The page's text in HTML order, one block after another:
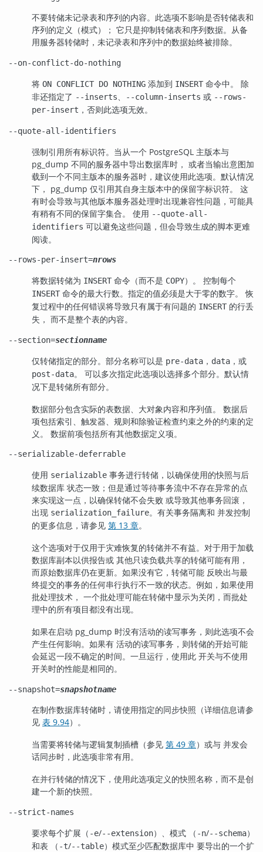
不要转储未记录表和序列的内容。此选项不影响是否转储表和
序列的定义（模式）； 它只是抑制转储表和序列数据。从备
用服务器转储时，未记录表和序列中的数据始终被排除。
--on-conflict-do-nothing
将 ON CONFLICT DO NOTHING 添加到 INSERT 命令中。 除
非还指定了 --inserts、 --column-inserts 或 --rows-
per-insert ，否则此选项无效。
--quote-all-identifiers
强制引用所有标识符。当从一个 PostgreSQL 主版本与
pg_dump 不同的服务器中导出数据库时， 或者当输出意图加
载到一个不同主版本的服务器时，建议使用此选项。默认情况
下， pg_dump 仅引用其自身主版本中的保留字标识符。 这
有时会导致与其他版本服务器处理时出现兼容性问题，可能具
有稍有不同的保留字集合。 使用 --quote-all-
identifiers 可以避免这些问题，但会导致生成的脚本更难
阅读。
--rows-per-insert=nrows
将数据转储为 INSERT 命令（而不是 COPY）。 控制每个
INSERT 命令的最大行数。指定的值必须是大于零的数字。 恢
复过程中的任何错误将导致只有属于有问题的 INSERT 的行丢
失， 而不是整个表的内容。
--section=sectionname
仅转储指定的部分。部分名称可以是 pre-data ， data ，或
post-data。 可以多次指定此选项以选择多个部分。默认情
况下是转储所有部分。
数据部分包含实际的表数据、大对象内容和序列值。 数据后
项包括索引、触发器、规则和除验证检查约束之外的约束的定
义。 数据前项包括所有其他数据定义项。
--serializable-deferrable
使用 serializable 事务进行转储，以确保使用的快照与后
续数据库 状态一致；但是通过等待事务流中不存在异常的点
来实现这一点，以确保转储不会失败 或导致其他事务回滚，
出现 serialization_failure。有关事务隔离和 并发控制
的更多信息，请参见 第 13 章。
这个选项对于仅用于灾难恢复的转储并不有益。对于用于加载
数据库副本以供报告或 其他只读负载共享的转储可能有用，
而原始数据库仍在更新。如果没有它，转储可能 反映出与最
终提交的事务的任何串行执行不一致的状态。例如，如果使用
批处理技术， 一个批处理可能在转储中显示为关闭，而批处
理中的所有项目都没有出现。
如果在启动 pg_dump 时没有活动的读写事务，则此选项不会
产生任何影响。如果有 活动的读写事务，则转储的开始可能
会延迟一段不确定的时间。一旦运行，使用此 开关与不使用
开关时的性能是相同的。
--snapshot=snapshotname
在制作数据库转储时，请使用指定的同步快照（详细信息请参
见 表 9.94）。
当需要将转储与逻辑复制插槽（参见 第 49 章）或与 并发会
话同步时，此选项非常有用。
在并行转储的情况下，使用此选项定义的快照名称，而不是创
建一个新的快照。
--strict-names
要求每个扩展（ -e/--extension）、模式 （ -n/--schema）
和表 （ -t/--table）模式至少匹配数据库中 要导出的一个扩